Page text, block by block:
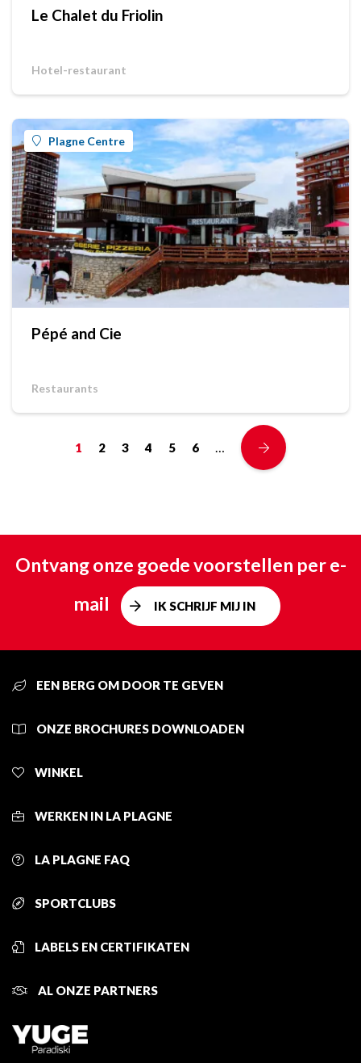
Le Chalet du Friolin
Hotel-restaurant
Plagne Centre
Pépé and Cie
Restaurants
1 2 3 4 5 6 …
Ontvang onze goede voorstellen per e-
mail
IK SCHRIJF MIJ IN
EEN BERG OM DOOR TE GEVEN
ONZE BROCHURES DOWNLOADEN
WINKEL
WERKEN IN LA PLAGNE
LA PLAGNE FAQ
SPORTCLUBS
LABELS EN CERTIFIKATEN
AL ONZE PARTNERS